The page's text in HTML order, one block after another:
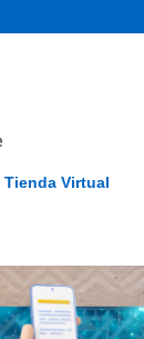
Inicio Mapa del
Tienda Virtual